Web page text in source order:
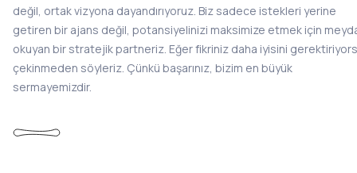
değil, ortak vizyona dayandırıyoruz. Biz sadece istekleri yerine
getiren bir ajans değil, potansiyelinizi maksimize etmek için
okuyan bir stratejik partneriz. Eğer fikriniz daha iyisini
çekinmeden söyleriz. Çünkü başarınız, bizim en büyük
sermayemizdir.